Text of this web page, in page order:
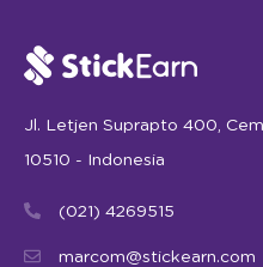
Jl. Letjen Suprapto 400,
10510 - Indonesia
(021) 4269515
marcom@stickearn.com